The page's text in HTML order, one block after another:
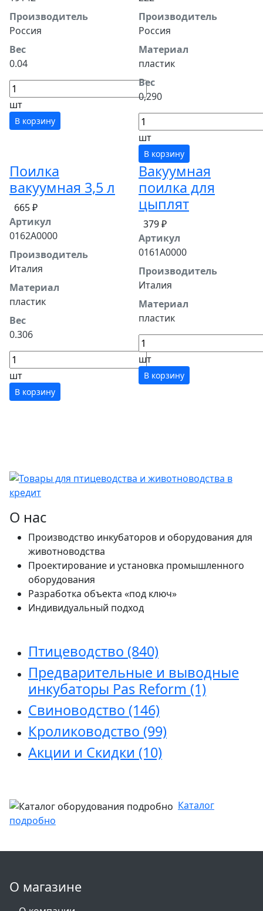
Производитель
Россия
Вес
0.04
шт
В корзину
Производитель
Россия
Материал
пластик
Вес
0,290
шт
В корзину
Поилка
вакуумная 3,5 л
665 ₽
Артикул
0162A0000
Производитель
Италия
Материал
пластик
Вес
0.306
шт
В корзину
Вакуумная
поилка для
цыплят
379 ₽
Артикул
0161A0000
Производитель
Италия
Материал
пластик
шт
В корзину
О нас
Производство инкубаторов и оборудования для
животноводства
Проектирование и установка промышленного
оборудования
Разработка объекта «под ключ»
Индивидуальный подход
Птицеводство (840)
Предварительные и выводные
инкубаторы Pas Reform (1)
Свиноводство (146)
Кролиководство (99)
Акции и Скидки (10)
Каталог
подробно
О магазине